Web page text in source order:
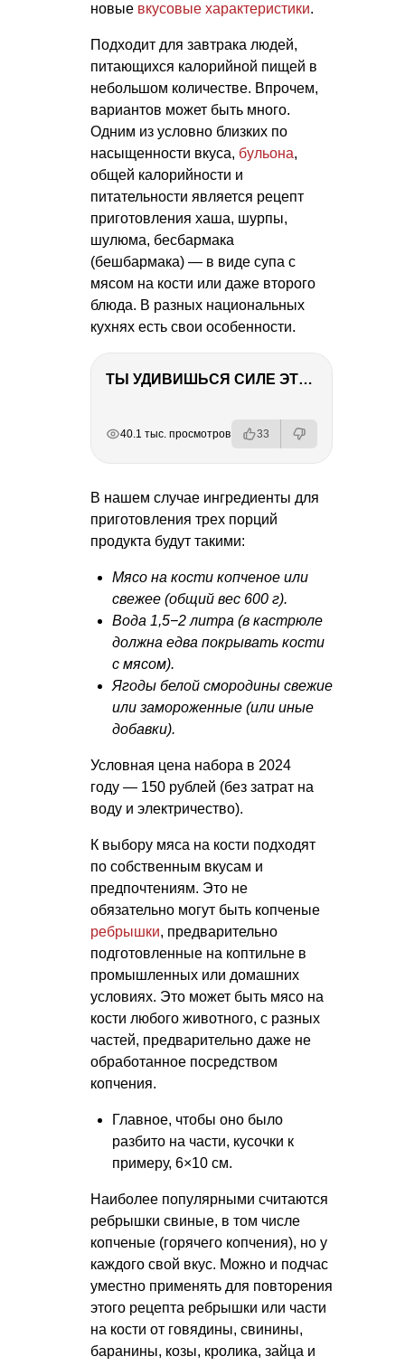
новые вкусовые характеристики.
Подходит для завтрака людей,
питающихся калорийной пищей в
небольшом количестве. Впрочем,
вариантов может быть много.
Одним из условно близких по
насыщенности вкуса, бульона,
общей калорийности и
питательности является рецепт
приготовления хаша, шурпы,
шулюма, бесбармака
(бешбармака) — в виде супа с
мясом на кости или даже второго
блюда. В разных национальных
кухнях есть свои особенности.
ТЫ УДИВИШЬСЯ СИЛЕ ЭТО ЧЕЛОВЕКА! Блог о нашей поездке в Вышний Волочек
40.1 тыс. просмотров 33
В нашем случае ингредиенты для
приготовления трех порций
продукта будут такими:
Мясо на кости копченое или
свежее (общий вес 600 г).
Вода 1,5−2 литра (в кастрюле
должна едва покрывать кости
с мясом).
Ягоды белой смородины свежие
или замороженные (или иные
добавки).
Условная цена набора в 2024
году — 150 рублей (без затрат на
воду и электричество).
К выбору мяса на кости подходят
по собственным вкусам и
предпочтениям. Это не
обязательно могут быть копченые
ребрышки, предварительно
подготовленные на коптильне в
промышленных или домашних
условиях. Это может быть мясо на
кости любого животного, с разных
частей, предварительно даже не
обработанное посредством
копчения.
Главное, чтобы оно было
разбито на части, кусочки к
примеру, 6×10 см.
Наиболее популярными считаются
ребрышки свиные, в том числе
копченые (горячего копчения), но у
каждого свой вкус. Можно и подчас
уместно применять для повторения
этого рецепта ребрышки или части
на кости от говядины, свинины,
баранины, козы, кролика, зайца и